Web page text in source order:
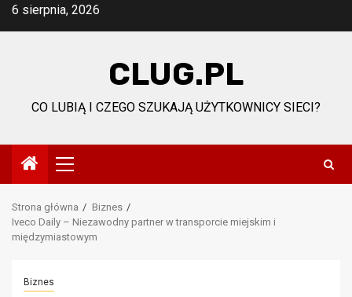
Przejdź
6 sierpnia, 2026
CLUG.PL
CO LUBIĄ I CZEGO SZUKAJĄ UŻYTKOWNICY SIECI?
Menu
główne
Strona główna
Biznes
Iveco Daily – Niezawodny partner w transporcie miejskim i
międzymiastowym
Biznes